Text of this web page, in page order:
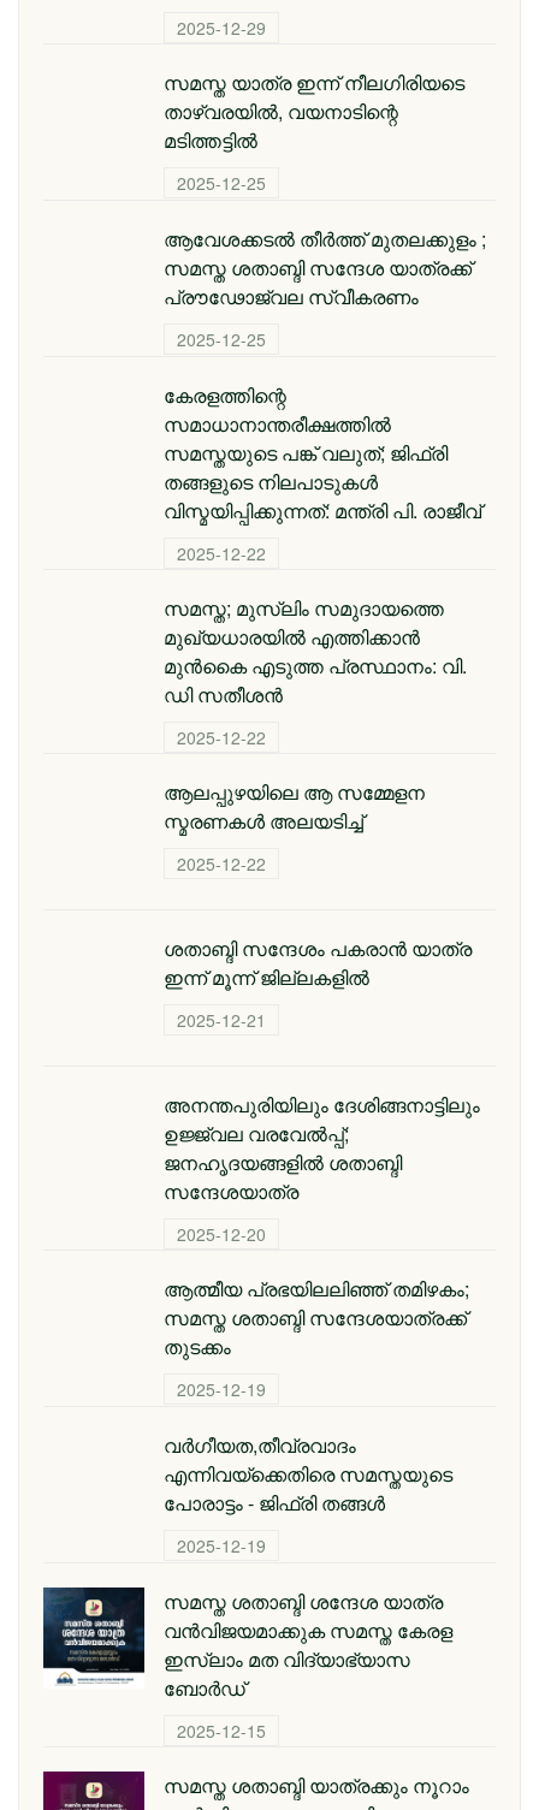
2025-12-29
സമസ്ത യാത്ര ഇന്ന് നീലഗിരിയടെ
താഴ്‌വരയിൽ, വയനാടിന്റെ
മടിത്തട്ടിൽ
2025-12-25
ആവേശക്കടൽ തീർത്ത് മുതലക്കുളം ;
സമസ്ത ശതാബ്ദി സന്ദേശ യാത്രക്ക്
പ്രൗഢോജ്വല സ്വീകരണം
2025-12-25
കേരളത്തിന്റെ
സമാധാനാന്തരീക്ഷത്തിൽ
സമസ്തയുടെ പങ്ക് വലുത്; ജിഫ്‌രി
തങ്ങളുടെ നിലപാടുകൾ
വിസ്മയിപ്പിക്കുന്നത്: മന്ത്രി പി. രാജീവ്
2025-12-22
സമസ്ത; മുസ്ലിം സമുദായത്തെ
മുഖ്യധാരയിൽ എത്തിക്കാൻ
മുൻകൈ എടുത്ത പ്രസ്ഥാനം: വി.
ഡി സതീശൻ
2025-12-22
ആലപ്പുഴയിലെ ആ സമ്മേളന
സ്മരണകൾ അലയടിച്ച്
2025-12-22
ശതാബ്ദി സന്ദേശം പകരാൻ യാത്ര
ഇന്ന് മൂന്ന് ജില്ലകളിൽ
2025-12-21
അനന്തപുരിയിലും ദേശിങ്ങനാട്ടിലും
ഉജ്ജ്വല വരവേൽപ്പ്;
ജനഹൃദയങ്ങളിൽ ശതാബ്ദി
സന്ദേശയാത്ര
2025-12-20
ആത്മീയ പ്രഭയിലലിഞ്ഞ് തമിഴകം;
സമസ്ത ശതാബ്ദി സന്ദേശയാത്രക്ക്
തുടക്കം
2025-12-19
വർഗീയത,തീവ്രവാദം
എന്നിവയ്ക്കെതിരെ സമസ്തയുടെ
പോരാട്ടം - ജിഫ്‌രി തങ്ങൾ
2025-12-19
സമസ്ത ശതാബ്ദി ശന്ദേശ യാത്ര
വന്‍വിജയമാക്കുക സമസ്ത കേരള
ഇസ്ലാം മത വിദ്യാഭ്യാസ
ബോര്‍ഡ്
2025-12-15
സമസ്ത ശതാബ്ദി യാത്രക്കും നൂറാം